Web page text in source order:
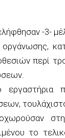
-3-
περί
το